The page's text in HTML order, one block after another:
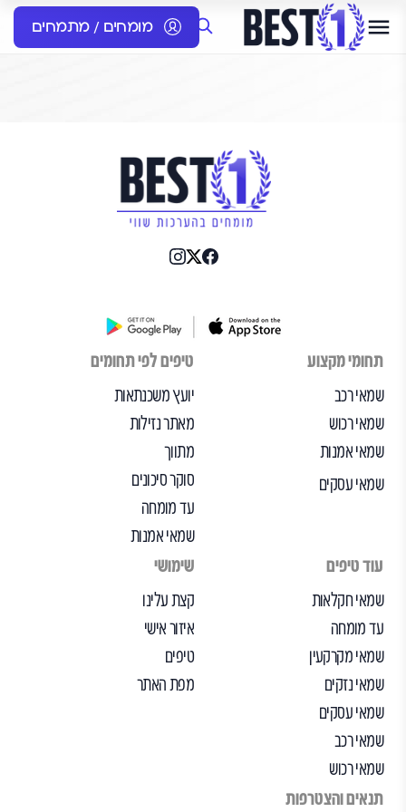
מומחים / מתמחים
תחומי מקצוע
שמאי רכב
שמאי רכוש
שמאי אמנות
שמאי עסקים
טיפים לפי תחומים
יועץ משכנתאות
מאתר נזילות
מתווך
סוקר סיכונים
עד מומחה
שמאי אמנות
עוד טיפים
שמאי חקלאות
עד מומחה
שמאי מקרקעין
שמאי נזקים
שמאי עסקים
שמאי רכב
שמאי רכוש
שימושי
קצת עלינו
איזור אישי
טיפים
מפת האתר
תנאים והצטרפות